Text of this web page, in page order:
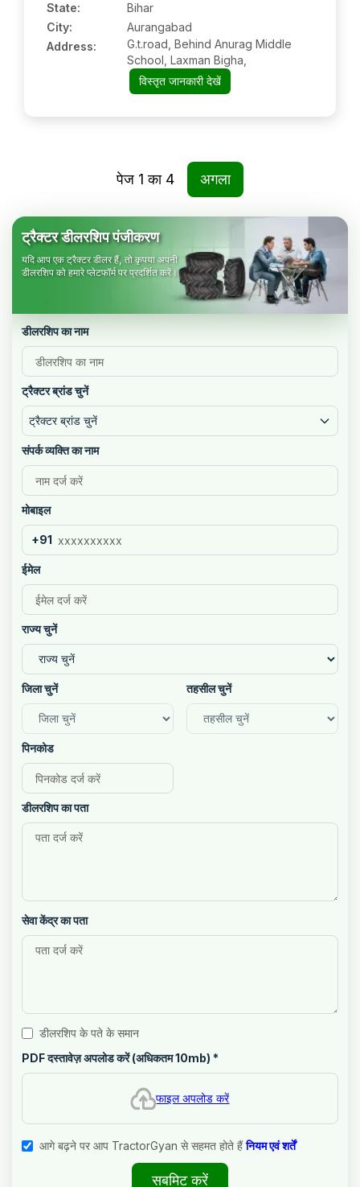
State:
Bihar
City:
Aurangabad
Address:
G.t.road, Behind Anurag Middle
School, Laxman Bigha,
विस्तृत जानकारी देखें
पेज 1 का 4 अगला
ट्रैक्टर डीलरशिप पंजीकरण
यदि आप एक ट्रैक्टर डीलर हैं, तो कृपया अपनी
डीलरशिप को हमारे प्लेटफॉर्म पर प्रदर्शित करें।
डीलरशिप का नाम
ट्रैक्टर ब्रांड चुनें
ट्रैक्टर ब्रांड चुनें
संपर्क व्यक्ति का नाम
मोबाइल
+91
ईमेल
राज्य चुनें
जिला चुनें तहसील चुनें
पिनकोड
डीलरशिप का पता
सेवा केंद्र का पता
डीलरशिप के पते के समान
PDF दस्तावेज़ अपलोड करें (अधिकतम 10mb) *
फाइल अपलोड करें
आगे बढ़ने पर आप TractorGyan से सहमत होते हैं नियम एवं शर्तें
सबमिट करें